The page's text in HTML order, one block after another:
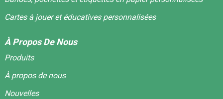
Cartes à jouer et éducatives personnalisées
À Propos De Nous
Produits
À propos de nous
Nouvelles